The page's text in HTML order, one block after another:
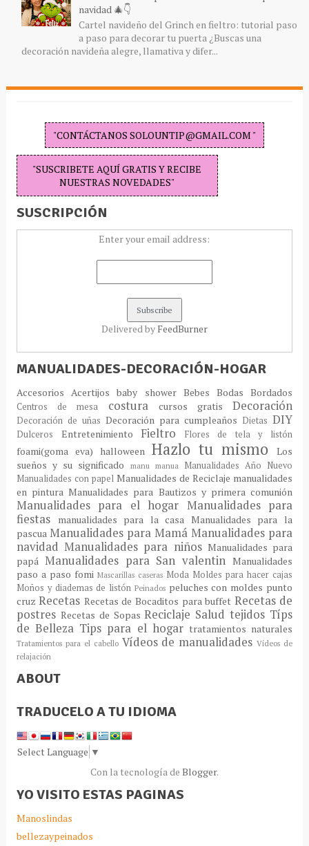
navidad 🎄👇
Cartel navideño del Grinch en fieltro: tutorial paso
a paso para decorar tu puerta ¿Buscas una
decoración navideña alegre, llamativa y difer...
"CONTÁCTANOS SOLOUNTIP@GMAIL.COM "
"SUSCRIBETE AQUÍ GRATIS Y RECIBE
NUESTRAS NOVEDADES"
SUSCRIPCIÓN
Enter your email address:
Delivered by FeedBurner
MANUALIDADES-DECORACIÓN-HOGAR
AccesoriosAcertijosbaby shower Bebes BodasBordados
Centros de mesa costura cursos gratisDecoración
Decoración de uñas Decoración para cumpleaños DietasDIY
Dulceros Entretenimiento Fieltro Flores de tela y listón
foami(goma eva) halloween Hazlo tu mismoLos
sueños y su significado
manu manua Manualidades Año Nuevo
Manualidades con papel Manualidades de Reciclaje manualidades
en pinturaManualidades para Bautizos y primera comunión
Manualidades para el hogar Manualidades para
fiestas
manualidades para la casa Manualidades para la
pascua Manualidades para MamáManualidades para
navidadManualidades para niños Manualidades para
papá Manualidades para San valentinManualidades
paso a paso fomi Mascarillas caseras Moda Moldes para hacer cajas
Moños y diademas de listón Peinados peluches con moldes punto
cruzRecetas Recetas de Bocaditos para buffet Recetas de
postres Recetas de SopasReciclaje Saludtejidos Típs
de Belleza Tips para el hogar tratamientos naturales
Tratamientos para el cabello Vídeos de manualidadesVídeos de
relajación
ABOUT
TRADUCELO A TU IDIOMA
Select Language ▼
Con la tecnología de Blogger.
YO VISITO ESTAS PAGINAS
Manoslindas
bellezaypeinados